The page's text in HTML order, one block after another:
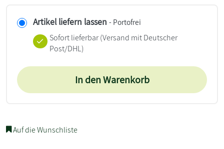
Artikel liefern lassen - Portofrei
Sofort lieferbar(Versand mit Deutscher
Post/DHL)
In den Warenkorb
Auf die Wunschliste